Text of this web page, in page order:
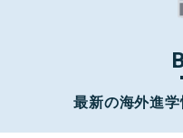
最新の海外進